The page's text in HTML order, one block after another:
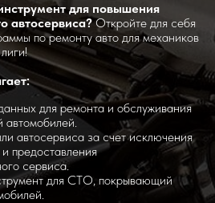
для повышения
автосервиса?Откройте для себя
по ремонту авто для механиков
для ремонта и обслуживания
автомобилей.
автосервиса за счет исключения
предоставления
сервиса.
для СТО, покрывающий